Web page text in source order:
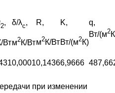
2,
Вт
δ/λс,
м2К/Вт
R,
м2К/Вт
K,
Вт/(м2К)
q,
Вт/(м2
0,00010,14366,9666
при изменении